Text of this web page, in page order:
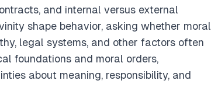
and internal versus external
shape behavior, asking whether moral
legal systems, and other factors often
foundations and moral orders,
about meaning, responsibility, and